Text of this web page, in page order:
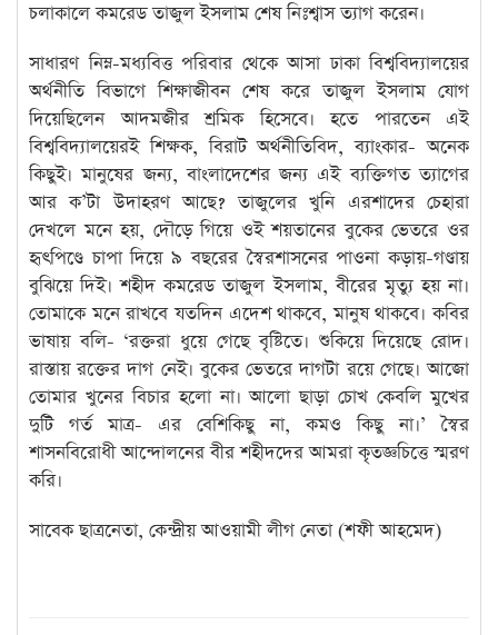
চলাকালে কমরেড তাজুল ইসলাম শেষ নিঃশ্বাস ত্যাগ করেন।
সাধারণ নিম্ন-মধ্যবিত্ত পরিবার থেকে আসা ঢাকা বিশ্ববিদ্যালয়ের
অর্থনীতি বিভাগে শিক্ষাজীবন শেষ করে তাজুল ইসলাম যোগ
দিয়েছিলেন আদমজীর শ্রমিক হিসেবে। হতে পারতেন এই
বিশ্ববিদ্যালয়েরই শিক্ষক, বিরাট অর্থনীতিবিদ, ব্যাংকার- অনেক
কিছুই। মানুষের জন্য, বাংলাদেশের জন্য এই ব্যক্তিগত ত্যাগের
আর ক’টা উদাহরণ আছে? তাজুলের খুনি এরশাদের চেহারা
দেখলে মনে হয়, দৌড়ে গিয়ে ওই শয়তানের বুকের ভেতরে ওর
হৃৎপিণ্ডে চাপা দিয়ে ৯ বছরের স্বৈরশাসনের পাওনা কড়ায়-গণ্ডায়
বুঝিয়ে দিই। শহীদ কমরেড তাজুল ইসলাম, বীরের মৃত্যু হয় না।
তোমাকে মনে রাখবে যতদিন এদেশ থাকবে, মানুষ থাকবে। কবির
ভাষায় বলি- ‘রক্তরা ধুয়ে গেছে বৃষ্টিতে। শুকিয়ে দিয়েছে রোদ।
রাস্তায় রক্তের দাগ নেই। বুকের ভেতরে দাগটা রয়ে গেছে। আজো
তোমার খুনের বিচার হলো না। আলো ছাড়া চোখ কেবলি মুখের
দুটি গর্ত মাত্র- এর বেশিকিছু না, কমও কিছু না।’ স্বৈর
শাসনবিরোধী আন্দোলনের বীর শহীদদের আমরা কৃতজ্ঞচিত্তে স্মরণ
করি।
সাবেক ছাত্রনেতা, কেন্দ্রীয় আওয়ামী লীগ নেতা (শফী আহমেদ)